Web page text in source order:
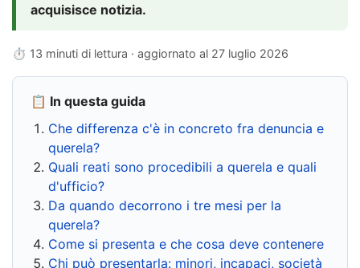
acquisisce notizia.
⏱ 13 minuti di lettura · aggiornato al 27 luglio 2026
📋 In questa guida
Che differenza c'è in concreto fra denuncia e
querela?
Quali reati sono procedibili a querela e quali
d'ufficio?
Da quando decorrono i tre mesi per la
querela?
Come si presenta e che cosa deve contenere
Chi può presentarla: minori, incapaci, società